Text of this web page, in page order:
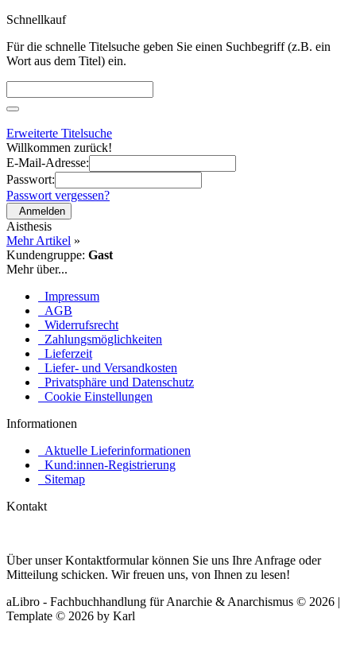
Schnellkauf
Für die schnelle Titelsuche geben Sie einen Suchbegriff (z.B. ein
Wort aus dem Titel) ein.
Erweiterte Titelsuche
Willkommen zurück!
E-Mail-Adresse:
Passwort:
Passwort vergessen?
Anmelden
Aisthesis
Mehr Artikel »
Kundengruppe: Gast
Mehr über...
Impressum
AGB
Widerrufsrecht
Zahlungsmöglichkeiten
Lieferzeit
Liefer- und Versandkosten
Privatsphäre und Datenschutz
Cookie Einstellungen
Informationen
Aktuelle Lieferinformationen
Kund:innen-Registrierung
Sitemap
Kontakt
Über unser Kontaktformular können Sie uns Ihre Anfrage oder
Mitteilung schicken. Wir freuen uns, von Ihnen zu lesen!
aLibro - Fachbuchhandlung für Anarchie & Anarchismus © 2026 |
Template © 2026 by Karl